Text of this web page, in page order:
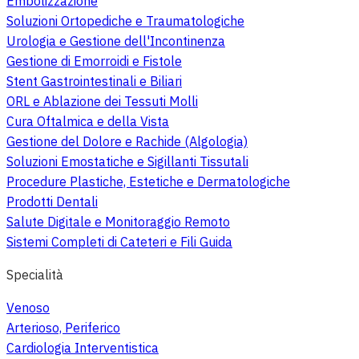
Soluzioni Ortopediche e Traumatologiche
Urologia e Gestione dell'Incontinenza
Gestione di Emorroidi e Fistole
Stent Gastrointestinali e Biliari
ORL e Ablazione dei Tessuti Molli
Cura Oftalmica e della Vista
Gestione del Dolore e Rachide (Algologia)
Soluzioni Emostatiche e Sigillanti Tissutali
Procedure Plastiche, Estetiche e Dermatologiche
Prodotti Dentali
Salute Digitale e Monitoraggio Remoto
Sistemi Completi di Cateteri e Fili Guida
Specialità
Venoso
Arterioso, Periferico
Cardiologia Interventistica